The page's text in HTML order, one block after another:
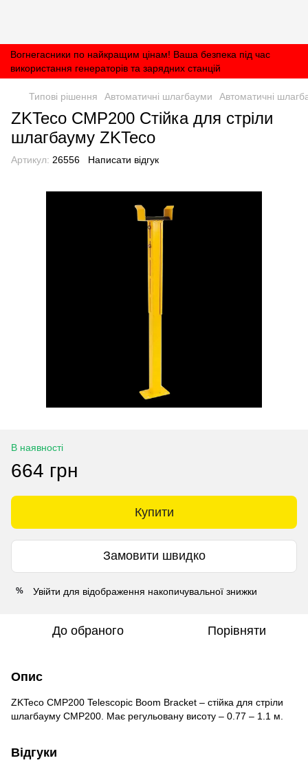
Вогнегасники по найкращим цінам! Ваша безпека під час
використання генераторів та зарядних станцій
Типові рішення Автоматичні шлагбауми Автоматичні
ZKTeco CMP200 Стійка для стріли
шлагбауму ZKTeco
Артикул: 26556 Написати відгук
В наявності
664 грн
Купити
Замовити швидко
% Увійти для відображення накопичувальної знижки
До обраного Порівняти
Опис
ZKTeco CMP200 Telescopic Boom Bracket – стійка для стріли
шлагбауму CMP200. Має регульовану висоту – 0.77 – 1.1 м.
Відгуки